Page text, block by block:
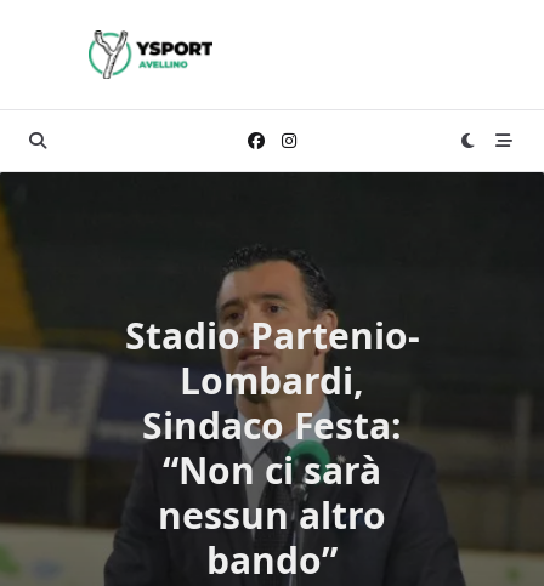
Stadio Partenio-
Lombardi,
Sindaco Festa:
“Non ci sarà
nessun altro
bando”